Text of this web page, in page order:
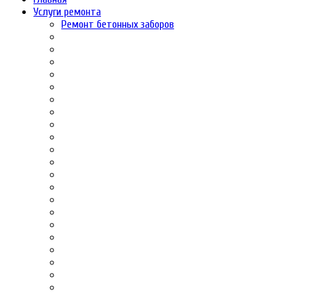
Услуги ремонта
Ремонт бетонных заборов